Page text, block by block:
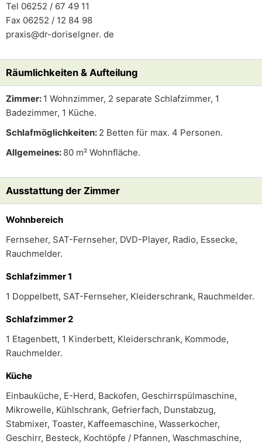
Tel 06252 / 67 49 11
Fax 06252 / 12 84 98
praxis@dr-doriselgner. de
Räumlichkeiten & Aufteilung
Zimmer: 1 Wohnzimmer, 2 separate Schlafzimmer, 1
Badezimmer, 1 Küche.
Schlafmöglichkeiten: 2 Betten für max. 4 Personen.
Allgemeines: 80 m² Wohnfläche.
Ausstattung der Zimmer
Wohnbereich
Fernseher, SAT-Fernseher, DVD-Player, Radio, Essecke,
Rauchmelder.
Schlafzimmer 1
1 Doppelbett, SAT-Fernseher, Kleiderschrank, Rauchmelder.
Schlafzimmer 2
1 Etagenbett, 1 Kinderbett, Kleiderschrank, Kommode,
Rauchmelder.
Küche
Einbauküche, E-Herd, Backofen, Geschirrspülmaschine,
Mikrowelle, Kühlschrank, Gefrierfach, Dunstabzug,
Stabmixer, Toaster, Kaffeemaschine, Wasserkocher,
Geschirr, Besteck, Kochtöpfe / Pfannen, Waschmaschine,